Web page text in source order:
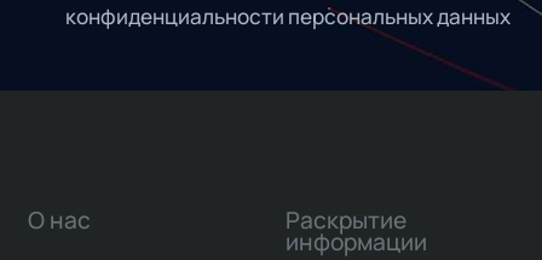
конфиденциальности персональных данных
О нас Раскрытие
информации